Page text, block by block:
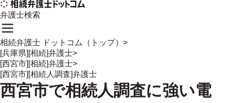
弁護士検索
相続弁護士 ドットコム（トップ） >
[兵庫県][相続]弁護士>
[西宮市][相続]弁護士>
[西宮市][相続人調査]弁護士
西宮市で相続人調査に強い電